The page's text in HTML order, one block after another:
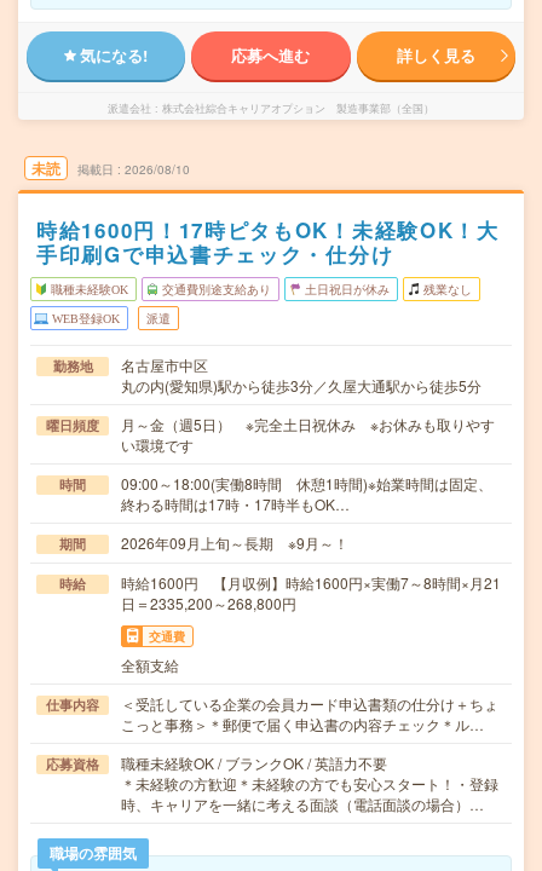
気になる! 応募へ進む 詳しく見る
派遣会社 株式会社綜合キャリアオプション 製造事業部（全国）
未読 掲載日 2026/08/10
時給1600円！17時ピタもOK！未経験OK！大
手印刷Gで申込書チェック・仕分け
職種未経験OK 交通費別途支給あり 土日祝日が休み 残業なし
WEB登録OK 派遣
勤務地
名古屋市中区
丸の内(愛知県)駅から徒歩3分／久屋大通駅から徒歩5分
曜日頻度
月～金（週5日） ※完全土日祝休み ※お休みも取りやす
い環境です
時間
09:00～18:00(実働8時間 休憩1時間)※始業時間は固定、
終わる時間は17時・17時半もOK…
期間 2026年09月上旬～長期 ※9月～！
時給
時給1600円 【月収例】時給1600円×実働7～8時間×月21
日＝2335,200～268,800円
交通費
全額支給
仕事内容
＜受託している企業の会員カード申込書類の仕分け＋ちょ
こっと事務＞＊郵便で届く申込書の内容チェック＊ル…
応募資格
職種未経験OK / ブランクOK / 英語力不要
＊未経験の方歓迎＊未経験の方でも安心スタート！・登録
時、キャリアを一緒に考える面談（電話面談の場合）…
職場の雰囲気